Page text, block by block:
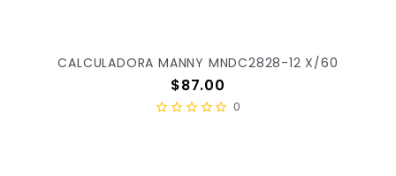
CALCULADORA MANNY MNDC2828-12 X/60
Precio
$87.00
0